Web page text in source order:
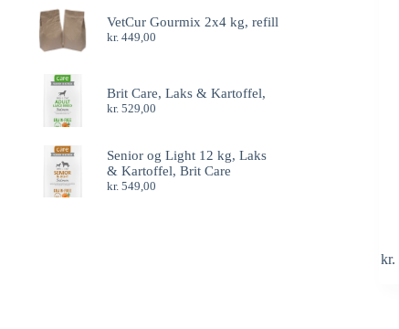
kr.
VetCur Gourmix 2x4 kg, refill
kr. 449,00
Brit Care, Laks & Kartoffel,
kr. 529,00
Senior og Light 12 kg, Laks
& Kartoffel, Brit Care
kr. 549,00